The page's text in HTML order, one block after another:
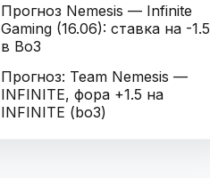
Прогноз Nemesis — Infinite
Gaming (16.06): ставка на -1.5
в Bo3
Прогноз: Team Nemesis —
INFINITE, фора +1.5 на
INFINITE (bo3)